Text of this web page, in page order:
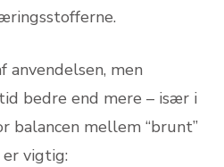
anvendelsen, men
bedre end mere – især i
balancen mellem “brunt”
er vigtig: